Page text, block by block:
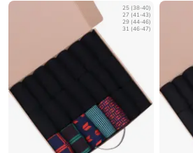
25 (38-40)
27 (41-43)
29 (44-46)
31 (46-47)